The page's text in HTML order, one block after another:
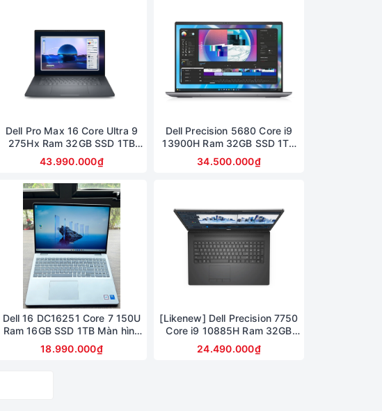
Dell Pro Max 16 Core Ultra 9
275Hx Ram 32GB SSD 1TB
Card RTX 1000 Màn 16inch
FullHD (bảo hành 6 tháng)
43.990.000₫
Dell Precision 5680 Core i9
13900H Ram 32GB SSD 1TB
Card A2000 Màn 16inch
FullHD
34.500.000₫
Dell 16 DC16251 Core 7 150U
Ram 16GB SSD 1TB Màn hình
16inch FulHD+ Touch
18.990.000₫
[Likenew] Dell Precision 7750
Core i9 10885H Ram 32GB
SSD 512BB Card RTX 5000
Màn 17.3inch FullHD
24.490.000₫